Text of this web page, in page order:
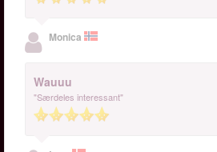
Monica
Wauuu
"Særdeles interessant"